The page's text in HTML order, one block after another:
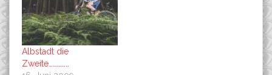
Albstadt die
Zweite…………..